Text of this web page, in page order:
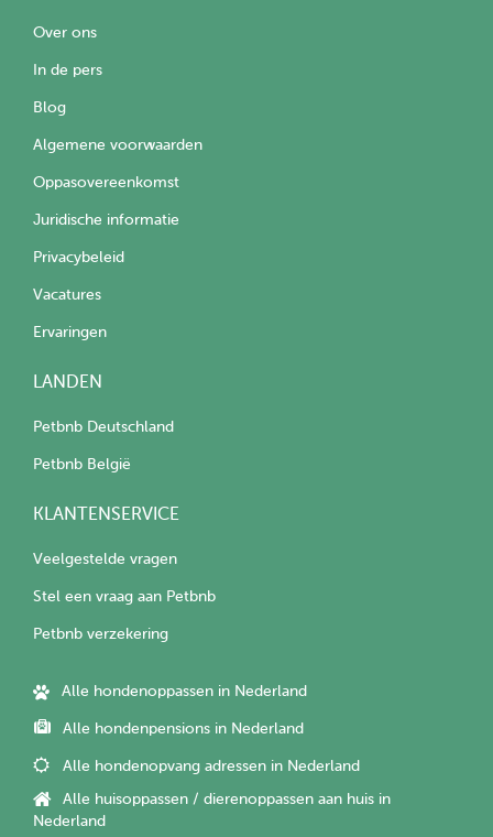
Over ons
In de pers
Blog
Algemene voorwaarden
Oppasovereenkomst
Juridische informatie
Privacybeleid
Vacatures
Ervaringen
LANDEN
Petbnb Deutschland
Petbnb België
KLANTENSERVICE
Veelgestelde vragen
Stel een vraag aan Petbnb
Petbnb verzekering
Alle hondenoppassen in Nederland
Alle hondenpensions in Nederland
Alle hondenopvang adressen in Nederland
Alle huisoppassen / dierenoppassen aan huis in
Nederland